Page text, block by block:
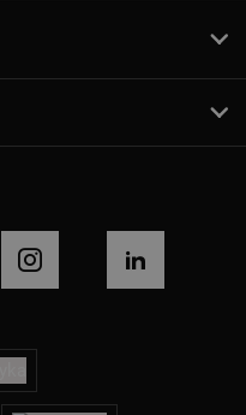
INSTAGRAM LINKEDIN